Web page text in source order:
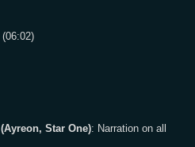
Star One): Narration on all